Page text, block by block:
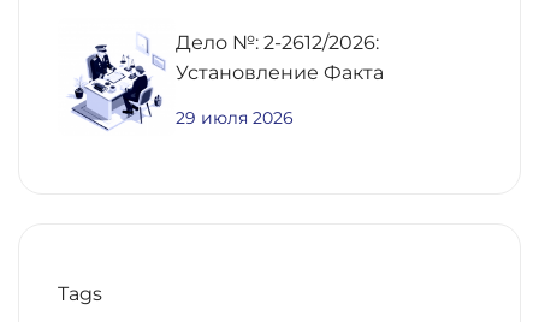
Купли-Продажи
Недвижимости
Дело №: 2-2612/2026:
Установление Факта
29 июля 2026
Tags